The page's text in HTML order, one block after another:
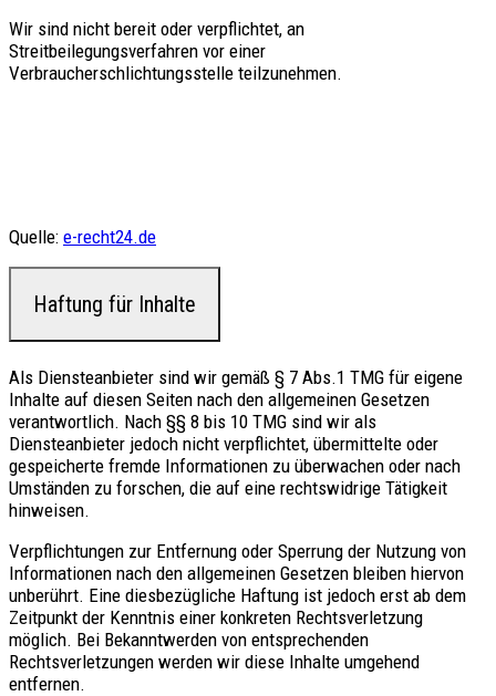
Wir sind nicht bereit oder verpflichtet, an
Streitbeilegungsverfahren vor einer
Verbraucherschlichtungsstelle teilzunehmen.
Quelle: e-recht24.de
Haftung für Inhalte
Als Diensteanbieter sind wir gemäß § 7 Abs.1 TMG für eigene
Inhalte auf diesen Seiten nach den allgemeinen Gesetzen
verantwortlich. Nach §§ 8 bis 10 TMG sind wir als
Diensteanbieter jedoch nicht verpflichtet, übermittelte oder
gespeicherte fremde Informationen zu überwachen oder nach
Umständen zu forschen, die auf eine rechtswidrige Tätigkeit
hinweisen.
Verpflichtungen zur Entfernung oder Sperrung der Nutzung von
Informationen nach den allgemeinen Gesetzen bleiben hiervon
unberührt. Eine diesbezügliche Haftung ist jedoch erst ab dem
Zeitpunkt der Kenntnis einer konkreten Rechtsverletzung
möglich. Bei Bekanntwerden von entsprechenden
Rechtsverletzungen werden wir diese Inhalte umgehend
entfernen.